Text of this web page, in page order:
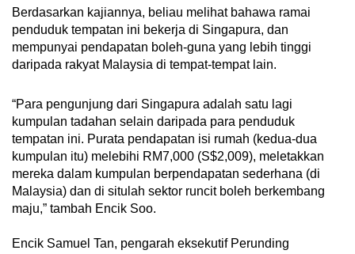
Berdasarkan kajiannya, beliau melihat bahawa ramai
penduduk tempatan ini bekerja di Singapura, dan
mempunyai pendapatan boleh-guna yang lebih tinggi
daripada rakyat Malaysia di tempat-tempat lain.
“Para pengunjung dari Singapura adalah satu lagi
kumpulan tadahan selain daripada para penduduk
tempatan ini. Purata pendapatan isi rumah (kedua-dua
kumpulan itu) melebihi RM7,000 (S$2,009), meletakkan
mereka dalam kumpulan berpendapatan sederhana (di
Malaysia) dan di situlah sektor runcit boleh berkembang
maju,” tambah Encik Soo.
Encik Samuel Tan, pengarah eksekutif Perunding